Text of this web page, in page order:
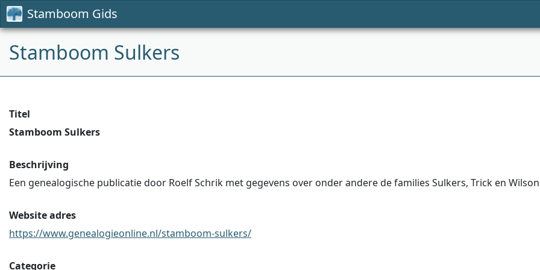
Stamboom Gids
Stamboom Sulkers
Titel
Stamboom Sulkers
Beschrijving
Een genealogische publicatie door Roelf Schrik met gegevens over onder andere de families Sulkers, Trick en
Website adres
https://www.genealogieonline.nl/stamboom-sulkers/
Categorie